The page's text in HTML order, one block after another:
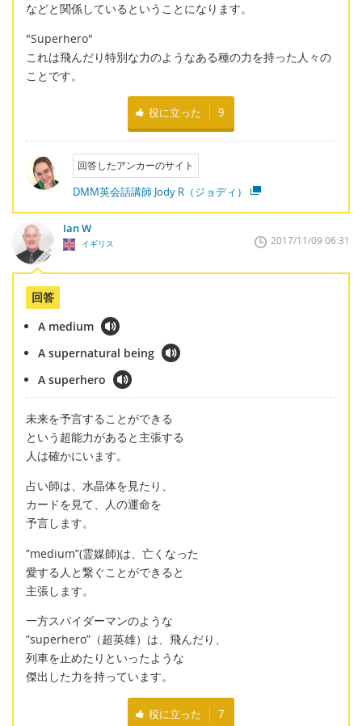
などと関係しているということになります。
"Superhero"
これは飛んだり特別な力のようなある種の力を持った人々の
ことです。
役に立った 9
回答したアンカーのサイト
DMM英会話講師 Jody R（ジョディ）
Ian W
イギリス 2017/11/09 06:31
回答
A medium
A supernatural being
A superhero
未来を予言することができる
という超能力があると主張する
人は確かにいます。
占い師は、水晶体を見たり、
カードを見て、人の運命を
予言します。
”medium”(霊媒師)は、亡くなった
愛する人と繋ぐことができると
主張します。
一方スパイダーマンのような
”superhero”（超英雄）は、飛んだり、
列車を止めたりといったような
傑出した力を持っています。
役に立った 7